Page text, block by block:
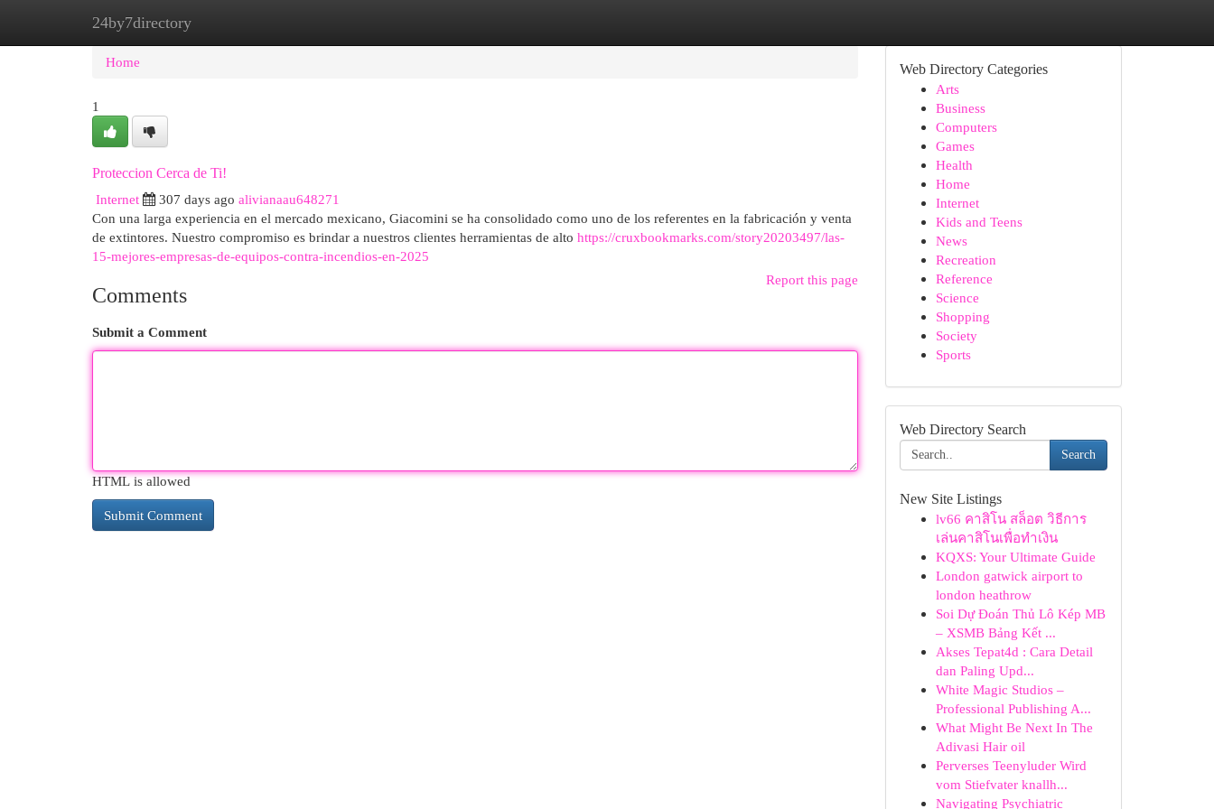
24by7directory
Home New Site Listings
Home
1
Proteccion Cerca de Ti!
Internet
307 days ago alivianaau648271
Con una larga experiencia en el mercado mexicano, Giacomini se ha consolidado como uno de los referentes en la fabricación y venta
de extintores. Nuestro compromiso es brindar a nuestros clientes herramientas de alto https://cruxbookmarks.com/story20203497/las-
15-mejores-empresas-de-equipos-contra-incendios-en-2025
Report this page
Comments
Submit a Comment
HTML is allowed
Web Directory Categories
Arts
Business
Computers
Games
Health
Home
Internet
Kids and Teens
News
Recreation
Reference
Science
Shopping
Society
Sports
Web Directory Search
Search
New Site Listings
lv66 คาสิโน สล็อต วิธีการ
เล่นคาสิโนเพื่อทำเงิน
KQXS: Your Ultimate Guide
London gatwick airport to
london heathrow
Soi Dự Đoán Thủ Lô Kép MB
– XSMB Bảng Kết ...
Akses Tepat4d : Cara Detail
dan Paling Upd...
White Magic Studios –
Professional Publishing A...
What Might Be Next In The
Adivasi Hair oil
Perverses Teenyluder Wird
vom Stiefvater knallh...
Navigating Psychiatric